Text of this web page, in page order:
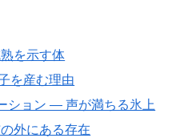
を示す体
を産む理由
ション ― 声が満ちる氷上
外にある存在